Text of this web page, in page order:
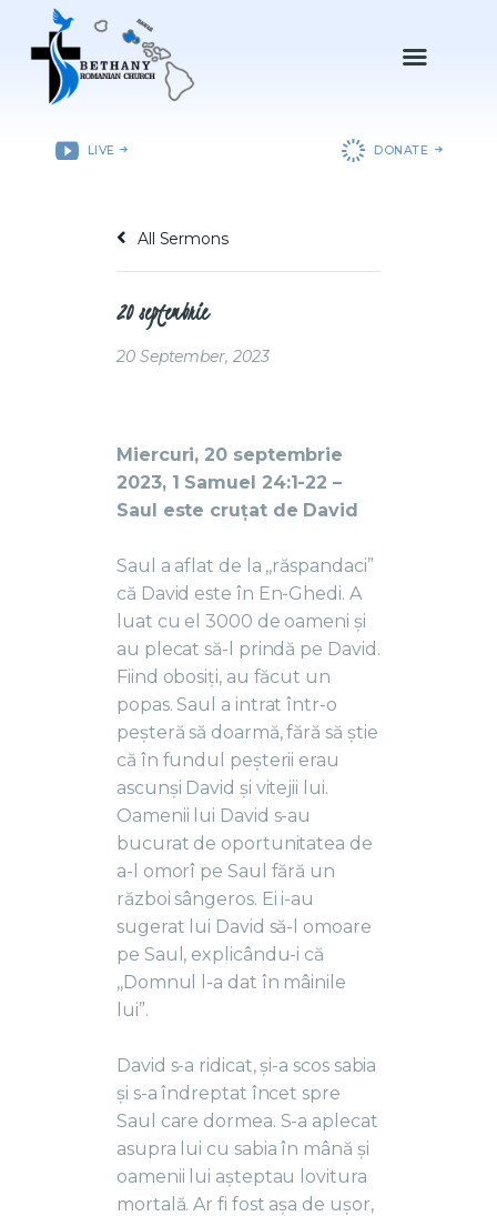
LIVE DONATE
ACASǍ
RESURSE
CONTACT
All Sermons
20 septembrie
20 September, 2023
Miercuri, 20 septembrie
2023, 1 Samuel 24:1-22 –
Saul este cruțat de David
Saul a aflat de la ,,răspandaci”
că David este în En-Ghedi. A
luat cu el 3000 de oameni și
au plecat să-l prindă pe David.
Fiind obosiți, au făcut un
popas. Saul a intrat într-o
peșteră să doarmă, fără să știe
că în fundul peșterii erau
ascunși David și vitejii lui.
Oamenii lui David s-au
bucurat de oportunitatea de
a-l omorî pe Saul fără un
război sângeros. Ei i-au
sugerat lui David să-l omoare
pe Saul, explicându-i că
,,Domnul l-a dat în mâinile
lui”.
David s-a ridicat, și-a scos sabia
și s-a îndreptat încet spre
Saul care dormea. S-a aplecat
asupra lui cu sabia în mână și
oamenii lui așteptau lovitura
mortală. Ar fi fost așa de ușor,